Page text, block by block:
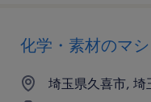
化学・素材のマ
埼玉県久喜市, 埼